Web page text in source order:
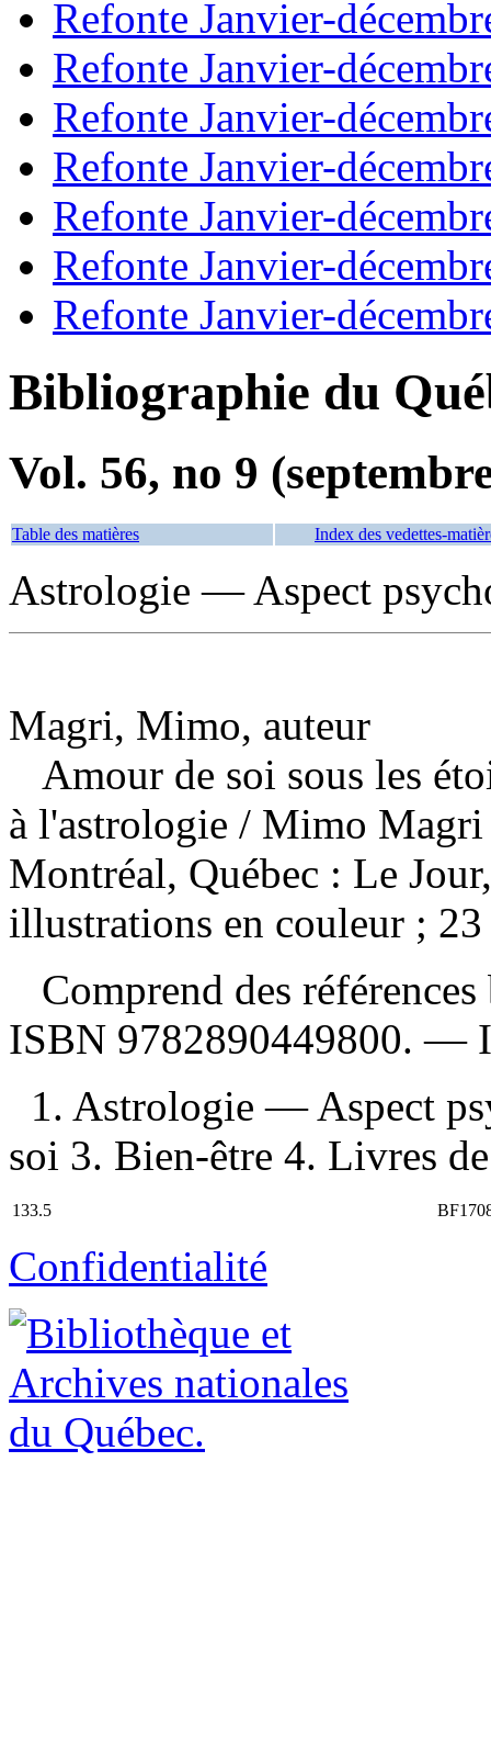
Refonte Janvier-
Refonte Janvier-
Refonte Janvier-
Refonte Janvier-
Refonte Janvier-
Refonte Janvier-
Refonte Janvier-
Bibliographie du
Vol. 56, no 9
Table des matières Index des vedettes-
Astrologie — Aspect
Magri, Mimo, auteur
Amour de soi sous les
à l'astrologie / Mimo Magri
Montréal, Québec : Le
illustrations en couleur ;
Comprend des
ISBN 9782890449800. —
1. Astrologie — Aspect
soi 3. Bien-être 4. Livres
133.5
Confidentialité